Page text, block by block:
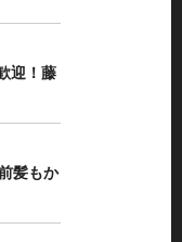
迎！藤
髪もか